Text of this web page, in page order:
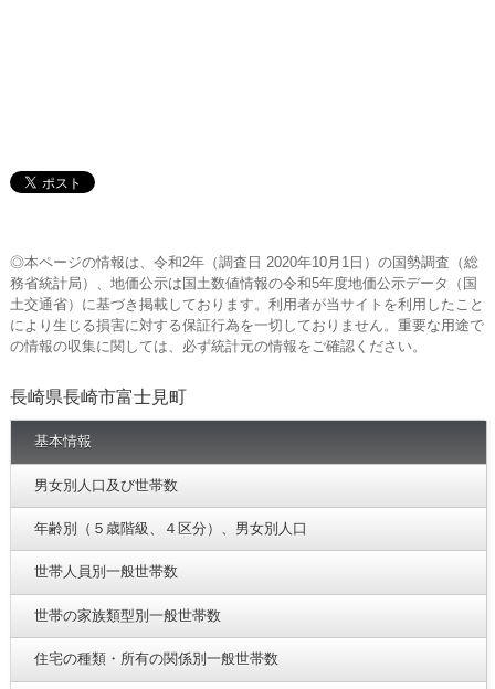
◎本ページの情報は、令和2年（調査日 2020年10月1日）の国勢調査（総
務省統計局）、地価公示は国土数値情報の令和5年度地価公示データ（国
土交通省）に基づき掲載しております。利用者が当サイトを利用したこと
により生じる損害に対する保証行為を一切しておりません。重要な用途で
の情報の収集に関しては、必ず統計元の情報をご確認ください。
長崎県長崎市富士見町
基本情報
男女別人口及び世帯数
年齢別（５歳階級、４区分）、男女別人口
世帯人員別一般世帯数
世帯の家族類型別一般世帯数
住宅の種類・所有の関係別一般世帯数